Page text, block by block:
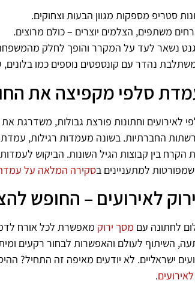
סטריפ מספקות מגוון הבעות וצחוקים.
משתפים, הצלמים יוצרים – כולם מרוצים.
נשאר לעד על המקרר והופך לחלק
נהדר עם קונספטים נוספים כמו בלונים,
סלפי מקפיצה את
לאירועים וחתונות פורצת גבולות, משדרגת
החברתיות. בשונה מעמדות רגילות,
הקרח בין קבוצות הגיל השונות. הביקוש לעמדות
שמפורטות למתעניינים בסקירה המלאה על
לאירועים – החופש
לחתונה עם מסך ירוק מאפשרת לכל אורח
השיתוף לעולם והאפשרות לבחור רקעים
ישראליים. לא יודעים מאיפה זה התחיל?
.